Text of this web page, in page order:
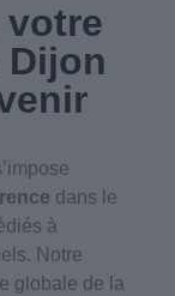
votre
Dijon
dans le
à
Notre
globale de la